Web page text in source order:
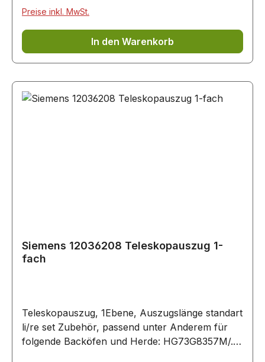
Preise inkl. MwSt.
In den Warenkorb
Siemens 12036208 Teleskopauszug 1-
fach
Teleskopauszug, 1Ebene, Auszugslänge standart
li/re set Zubehör, passend unter Anderem für
folgende Backöfen und Herde: HG73G8357M/..